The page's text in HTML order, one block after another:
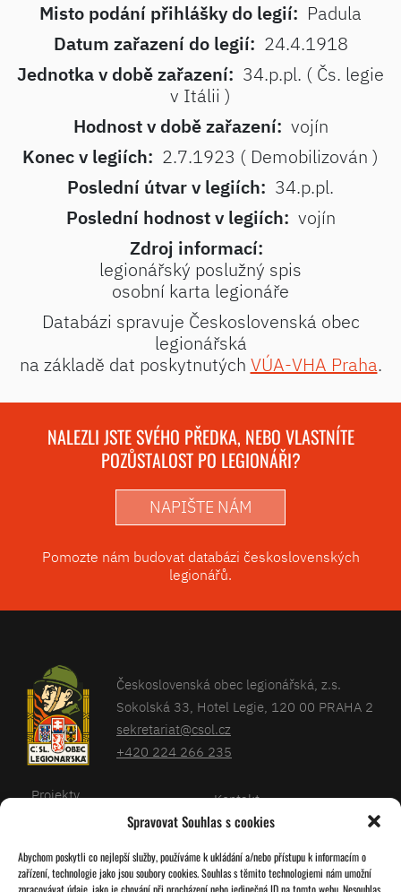
Spravovat Souhlas s cookies
Abychom poskytli co nejlepší služby, používáme k ukládání a/nebo přístupu k informacím o
zařízení, technologie jako jsou soubory cookies. Souhlas s těmito technologiemi nám umožní
zpracovávat údaje, jako je chování při procházení nebo jedinečná ID na tomto webu. Nesouhlas
Misto podání přihlášky do legií: Padula
Datum zařazení do legií: 24.4.1918
Jednotka v době zařazení: 34.p.pl. ( Čs. legie
v Itálii )
Hodnost v době zařazení: vojín
Konec v legiích: 2.7.1923 ( Demobilizován )
Poslední útvar v legiích: 34.p.pl.
Poslední hodnost v legiích: vojín
Zdroj informací:
legionářský poslužný spis
osobní karta legionáře
Databázi spravuje Československá obec
legionářská
na základě dat poskytnutých VÚA-VHA Praha.
NALEZLI JSTE SVÉHO PŘEDKA, NEBO VLASTNÍTE
POZŮSTALOST PO LEGIONÁŘI?
NAPIŠTE NÁM
Pomozte nám budovat databázi československých
legionářů.
Československá obec legionářská, z.s.
Sokolská 33, Hotel Legie, 120 00 PRAHA 2
sekretariat@csol.cz
+420 224 266 235
Projekty
Kalendář
Kontakt
Databáze legionářů
Pro členy